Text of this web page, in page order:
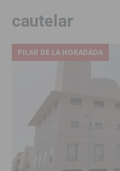
cautelar
PILAR DE LA HORADADA